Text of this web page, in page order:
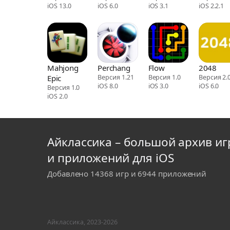
iOS 13.0
iOS 6.0
iOS 3.1
iOS 2.2.1
Mahjong
Epic
Версия 1.0
iOS 2.0
Perchang
Версия 1.21
iOS 8.0
Flow
Версия 1.0
iOS 3.0
2048
Версия
iOS 6.0
Айклассика – большой архив
и приложений для iOS
Добавлено 14368 игр и 6944 приложений
Айклассика, 2023-2026